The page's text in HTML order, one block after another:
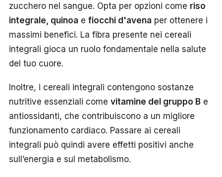
zucchero nel sangue. Opta per opzioni come riso
integrale, quinoa e fiocchi d'avena per ottenere i
massimi benefici. La fibra presente nei cereali
integrali gioca un ruolo fondamentale nella salute
del tuo cuore.
Inoltre, i cereali integrali contengono sostanze
nutritive essenziali come vitamine del gruppo Be
antiossidanti, che contribuiscono a un migliore
funzionamento cardiaco. Passare ai cereali
integrali può quindi avere effetti positivi anche
sull’energia e sul metabolismo.